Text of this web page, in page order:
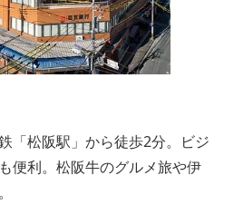
「松阪駅」から徒歩2分。ビジ
便利。松阪牛のグルメ旅や伊